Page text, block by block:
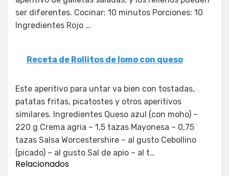
ser diferentes. Cocinar: 10 minutos Porciones: 10
Ingredientes Rojo …
Receta de Rollitos de lomo con queso
Este aperitivo para untar va bien con tostadas,
patatas fritas, picatostes y otros aperitivos
similares. Ingredientes Queso azul (con moho) –
220 g Crema agria – 1,5 tazas Mayonesa – 0,75
tazas Salsa Worcestershire – al gusto Cebollino
(picado) – al gusto Sal de apio – al t…
Relacionados